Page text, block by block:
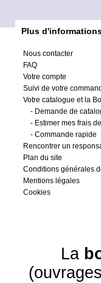
Plus
Nous contacter
FAQ
Votre compte
Suivi de votre
Votre catalogue et la
- Demande de
- Estimer mes frais
- Commande rapide
Rencontrer un
Plan du site
Conditions générales
Mentions légales
Cookies
La